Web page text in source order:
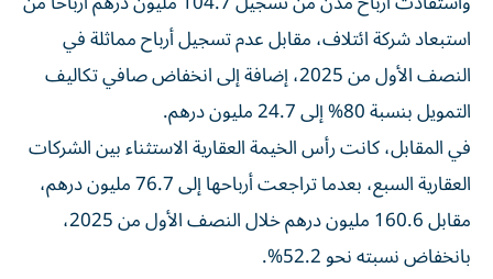
استبعاد شركة ائتلاف، مقابل عدم تسجيل أرباح مماثلة في
النصف الأول من 2025، إضافة إلى انخفاض صافي تكاليف
التمويل بنسبة 80% إلى 24.7 مليون درهم.
في المقابل، كانت رأس الخيمة العقارية الاستثناء بين الشركات
العقارية السبع، بعدما تراجعت أرباحها إلى 76.7 مليون درهم،
مقابل 160.6 مليون درهم خلال النصف الأول من 2025،
بانخفاض نسبته نحو 52.2%.